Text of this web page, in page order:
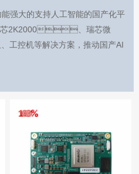
强大的支持人工智能的国产化平
龙芯2K2000、瑞芯微
、工控机等解决方案，推动国产AI